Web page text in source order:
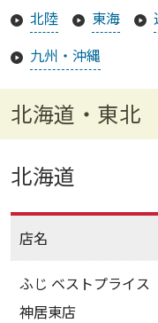
北陸
東海
九州・沖縄
北海道・東北
北海道
店名
ふじ ベストプライス
神居東店